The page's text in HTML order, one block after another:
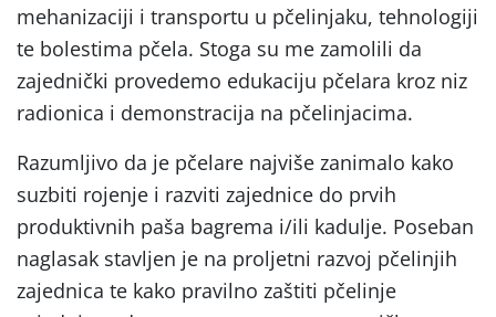
mehanizaciji i transportu u pčelinjaku, tehnologiji
te bolestima pčela. Stoga su me zamolili da
zajednički provedemo edukaciju pčelara kroz niz
radionica i demonstracija na pčelinjacima.
Razumljivo da je pčelare najviše zanimalo kako
suzbiti rojenje i razviti zajednice do prvih
produktivnih paša bagrema i/ili kadulje. Poseban
naglasak stavljen je na proljetni razvoj pčelinjih
zajednica te kako pravilno zaštiti pčelinje